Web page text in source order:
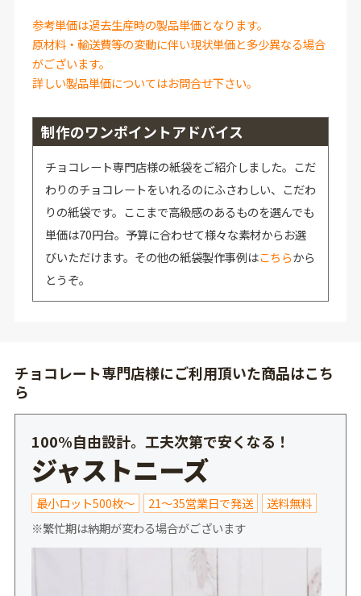
参考単価は過去生産時の製品単価となります。
原材料・輸送費等の変動に伴い現状単価と多少異なる場合
がございます。
詳しい製品単価についてはお問合せ下さい。
制作のワンポイントアドバイス
チョコレート専門店様の紙袋をご紹介しました。こだ
わりのチョコレートをいれるのにふさわしい、こだわ
りの紙袋です。ここまで高級感のあるものを選んでも
単価は70円台。予算に合わせて様々な素材からお選
びいただけます。その他の紙袋製作事例はこちらから
とうぞ。
チョコレート専門店様にご利用頂いた商品はこち
ら
100%自由設計。工夫次第で安くなる！
ジャストニーズ
最小ロット500枚～ 21～35営業日で発送
送料無料
※繁忙期は納期が変わる場合がございます